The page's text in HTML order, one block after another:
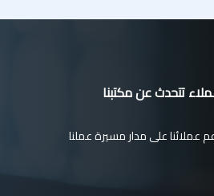
تتحدث عن مكتبنا
عملائنا على مدار مسيرة عملنا